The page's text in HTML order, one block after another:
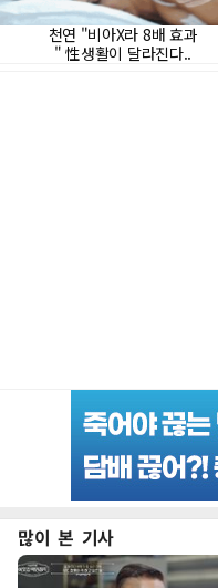
많이 본 기사